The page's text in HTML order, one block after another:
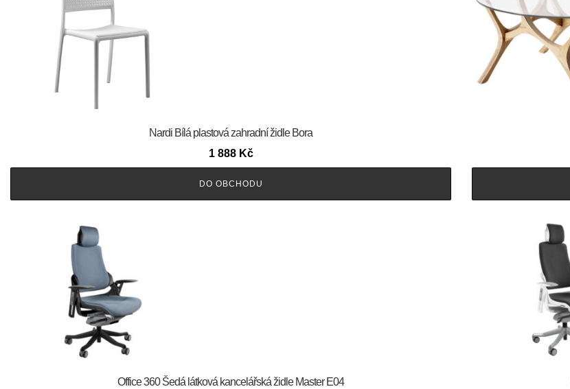
Nardi Bílá plastová zahradní židle Bora
1 888 Kč
DO OBCHODU
Office 360 Šedá látková kancelářská židle Master E04